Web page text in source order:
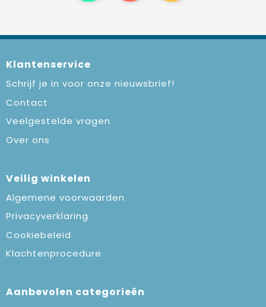
Klantenservice
Schrijf je in voor onze nieuwsbrief!
Contact
Veelgestelde vragen
Over ons
Veilig winkelen
Algemene voorwaarden
Privacyverklaring
Cookiebeleid
Klachtenprocedure
Aanbevolen categorieën